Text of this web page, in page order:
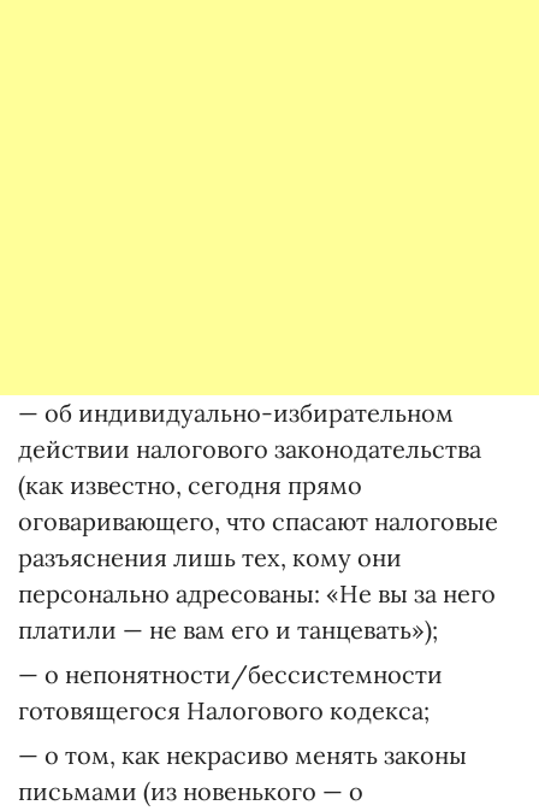
— об индивидуально-избирательном
действии налогового законодательства
(как известно, сегодня прямо
оговаривающего, что спасают налоговые
разъяснения лишь тех, кому они
персонально адресованы: «Не вы за него
платили — не вам его и танцевать»);
— о непонятности/бессистемности
готовящегося Налогового кодекса;
— о том, как некрасиво менять законы
письмами (из новенького — о